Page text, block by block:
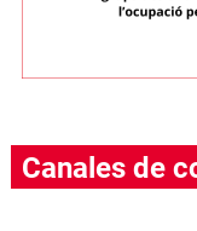
Canales de